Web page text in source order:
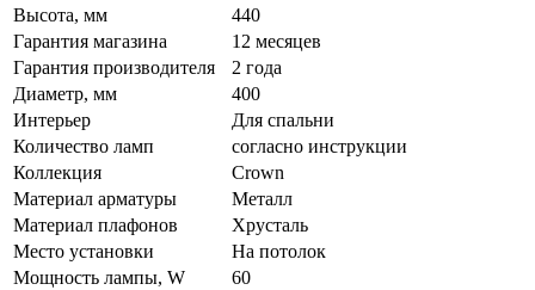
Высота, мм
440
Гарантия магазина
12 месяцев
Гарантия производителя
2 года
Диаметр, мм
400
Интерьер
Для спальни
Количество ламп
согласно инструкции
Коллекция
Crown
Материал арматуры
Металл
Материал плафонов
Хрусталь
Место установки
На потолок
Мощность лампы, W
60